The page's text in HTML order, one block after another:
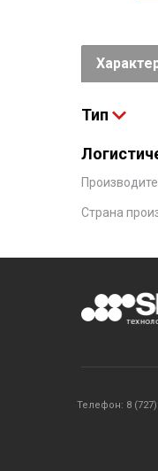
Тип
Страна
Телефон: 8 (727)